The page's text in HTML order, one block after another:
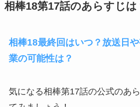
相棒18第17話のあらすじは
相棒18最終回はいつ？放送日
業の可能性は？
気になる相棒第17話の公式のあ